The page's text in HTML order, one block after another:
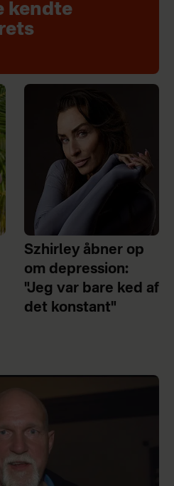
kendte
Szhirley åbner op
om depression:
"Jeg var bare ked af
det konstant"